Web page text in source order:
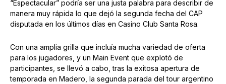
“Espectacular” podría ser una justa palabra para describir de
manera muy rápida lo que dejó la segunda fecha del CAP
disputada en los últimos días en Casino Club Santa Rosa.
Con una amplia grilla que incluía mucha variedad de oferta
para los jugadores, y un Main Event que explotó de
participantes, se llevó a cabo, tras la exitosa apertura de
temporada en Madero, la segunda parada del tour argentino